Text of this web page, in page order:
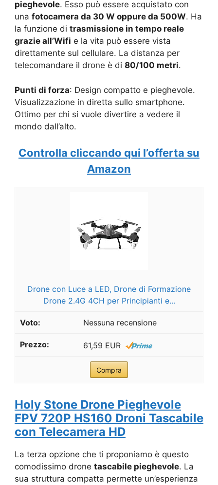
pieghevole. Esso può essere acquistato con
una fotocamera da 30 W oppure da 500W. Ha
la funzione di trasmissione in tempo reale
grazie all’Wifi e la vita può essere vista
direttamente sul cellulare. La distanza per
telecomandare il drone è di 80/100 metri.
Punti di forza: Design compatto e pieghevole.
Visualizzazione in diretta sullo smartphone.
Ottimo per chi si vuole divertire a vedere il
mondo dall’alto.
Controlla cliccando qui l’offerta su
Amazon
Drone con Luce a LED, Drone di Formazione
Drone 2.4G 4CH per Principianti e...
Nessuna recensione
61,59 EUR
Compra
Holy Stone Drone Pieghevole
FPV 720P HS160 Droni Tascabile
con Telecamera HD
La terza opzione che ti proponiamo è questo
comodissimo drone tascabile pieghevole. La
sua struttura compatta permette un’esperienza